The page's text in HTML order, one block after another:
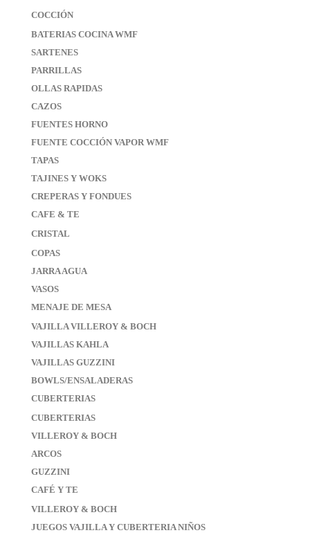
COCCIÓN
BATERIAS COCINA WMF
SARTENES
PARRILLAS
OLLAS RAPIDAS
CAZOS
FUENTES HORNO
FUENTE COCCIÓN VAPOR WMF
TAPAS
TAJINES Y WOKS
CREPERAS Y FONDUES
CAFE & TE
CRISTAL
COPAS
JARRA AGUA
VASOS
MENAJE DE MESA
VAJILLA VILLEROY & BOCH
VAJILLAS KAHLA
VAJILLAS GUZZINI
BOWLS/ENSALADERAS
CUBERTERIAS
CUBERTERIAS
VILLEROY & BOCH
ARCOS
GUZZINI
CAFÉ Y TE
VILLEROY & BOCH
JUEGOS VAJILLA Y CUBERTERIA NIÑOS